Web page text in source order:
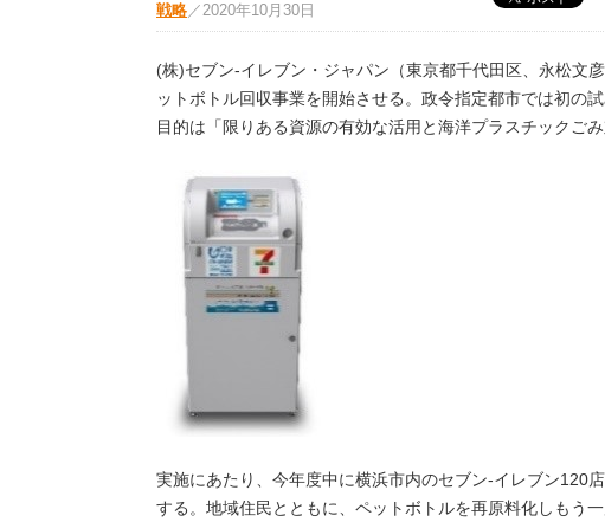
戦略 ／ 2020年10月30日
(株)セブン‐イレブン・ジャパン（東京都千代田区、永松文
ットボトル回収事業を開始させる。政令指定都市では初の
目的は「限りある資源の有効な活用と海洋プラスチックごみ
実施にあたり、今年度中に横浜市内のセブン‐イレブン120
する。地域住民とともに、ペットボトルを再原料化しもう